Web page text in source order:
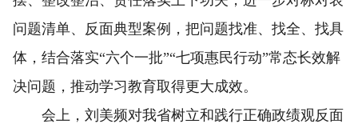
问题清单、反面典型案例，把问题找准、找全、找具
体，结合落实“六个一批”“七项惠民行动”常态长效解
决问题，推动学习教育取得更大成效。
会上，刘美频对我省树立和践行正确政绩观反面